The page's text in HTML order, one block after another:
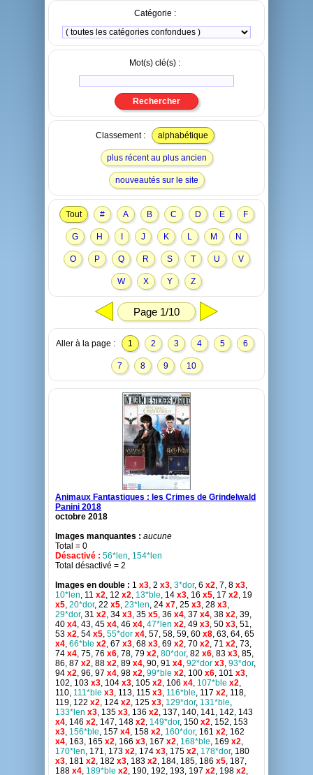
Catégorie :
Mot(s) clé(s) :
Classement : alphabétique
plus récent au plus ancien
nouveautés sur le site
Tout # A B C D E F
G H J K L M N
O P Q R S T U V
W X Y Z
Page 1/10
Aller à la page : 1 2 3 4 5 6
7 8 9 10
Animaux Fantastiques : les Crimes de Grindelwald
Panini 2018
octobre 2018
Images manquantes : aucune
Total = 0
Désactivé : 56*len, 154*len
Total désactivé = 2
Images en double : 1 x3, 2 x3, 3*dor, 6 x2, 7, 8 x3,
10*len, 11 x2, 12 x2, 13*ble, 14 x3, 16 x5, 17 x2, 19
x5, 20*dor, 22 x5, 23*len, 24 x7, 25 x3, 28 x3,
29*dor, 31 x2, 34 x3, 35 x5, 36 x4, 37 x4, 38 x2, 39,
40 x4, 43, 45 x4, 46 x4, 47*len x2, 49 x3, 50 x3, 51,
53 x2, 54 x5, 55*dor x4, 57, 58, 59, 60 x8, 63, 64, 65
x4, 66*ble x2, 67 x3, 68 x3, 69 x2, 70 x2, 71 x2, 73,
74 x4, 75, 76 x6, 78, 79 x2, 80*dor, 82 x6, 83 x3, 85,
86, 87 x2, 88 x2, 89 x4, 90, 91 x4, 92*dor x3, 93*dor,
94 x2, 96, 97 x4, 98 x2, 99*ble x2, 100 x6, 101 x3,
102, 103 x3, 104 x3, 105 x2, 106 x4, 107*ble x2,
110, 111*ble x3, 113, 115 x3, 116*ble, 117 x2, 118,
119, 122 x2, 124 x2, 125 x3, 129*dor, 131*ble,
133*len x3, 135 x3, 136 x2, 137, 140, 141, 142, 143
x4, 146 x2, 147, 148 x2, 149*dor, 150 x2, 152, 153
x3, 156*ble, 157 x4, 158 x2, 160*dor, 161 x2, 162
x4, 163, 165 x2, 166 x3, 167 x2, 168*ble, 169 x2,
170*len, 171, 173 x2, 174 x3, 175 x2, 178*dor, 180
x3, 181 x2, 182 x3, 183 x2, 184, 185, 186 x5, 187,
188 x4, 189*ble x2, 190, 192, 193, 197 x2, 198 x2,